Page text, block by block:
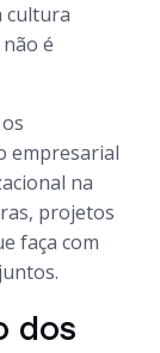
cultura
é
empresarial
na
projetos
faça com
dos